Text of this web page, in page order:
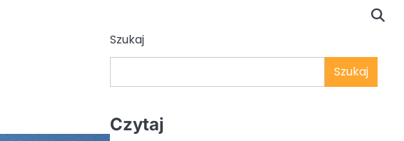
Szukaj
Szukaj
Czytaj